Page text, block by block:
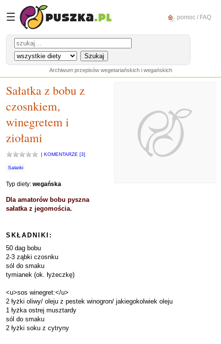
☰ pomoc / FAQ
Archiwum przepisów wegetariańskich i wegańskich
Sałatka z bobu z
czosnkiem,
winegretem i
ziołami
| KOMENTARZE [3]
Sałatki
Typ diety: wegańska
Dla amatorów bobu pyszna
sałatka z jegomościa.
SKŁADNIKI:
50 dag bobu
2-3 ząbki czosnku
sól do smaku
tymianek (ok. łyżeczkę)
<u>sos winegret:</u>
2 łyżki oliwy/ oleju z pestek winogron/ jakiegokolwiek oleju
1 łyżka ostrej musztardy
sól do smaku
2 łyżki soku z cytryny